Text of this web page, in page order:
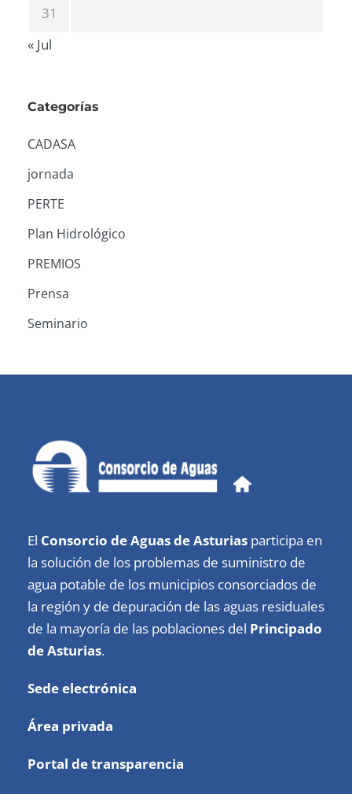
31
« Jul
Categorías
CADASA
jornada
PERTE
Plan Hidrológico
PREMIOS
Prensa
Seminario
El Consorcio de Aguas de Asturias participa en
la solución de los problemas de suministro de
agua potable de los municipios consorciados de
la región y de depuración de las aguas residuales
de la mayoría de las poblaciones del Principado
de Asturias.
Sede electrónica
Área privada
Portal de transparencia